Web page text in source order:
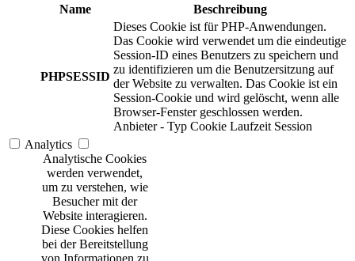
Name
Beschreibung
PHPSESSID
Dieses Cookie ist für PHP-Anwendungen.
Das Cookie wird verwendet um die eindeutige
Session-ID eines Benutzers zu speichern und
zu identifizieren um die Benutzersitzung auf
der Website zu verwalten. Das Cookie ist ein
Session-Cookie und wird gelöscht, wenn alle
Browser-Fenster geschlossen werden.
Anbieter - Typ Cookie Laufzeit Session
Analytics
Analytische Cookies
werden verwendet,
um zu verstehen, wie
Besucher mit der
Website interagieren.
Diese Cookies helfen
bei der Bereitstellung
von Informationen zu